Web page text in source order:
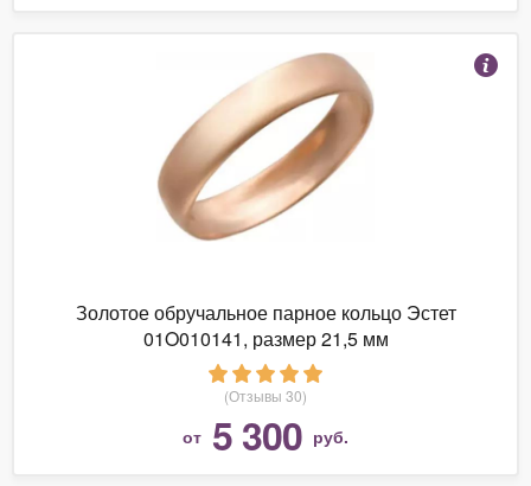
Золотое обручальное парное кольцо Эстет
01O010141, размер 21,5 мм
(Отзывы 30)
от 5 300 руб.